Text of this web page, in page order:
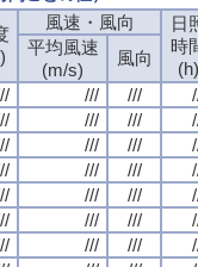
風速・風向
日
時
(h)
平均風速
(m/s)
風向
/// ///
/// ///
/// ///
/// ///
/// ///
/// ///
/// ///
風速・風向
日
時
(h)
平均風速
(m/s)
風向
/// ///
/// ///
/// ///
/// ///
/// ///
/// ///
/// ///
風速・風向
日
時
(h)
平均風速
(m/s)
風向
/// ///
/// ///
/// ///
/// ///
/// ///
/// ///
/// ///
風速・風向
日
時
(h)
平均風速
(m/s)
風向
/// ///
/// ///
/// ///
/// ///
/// ///
/// ///
/// ///